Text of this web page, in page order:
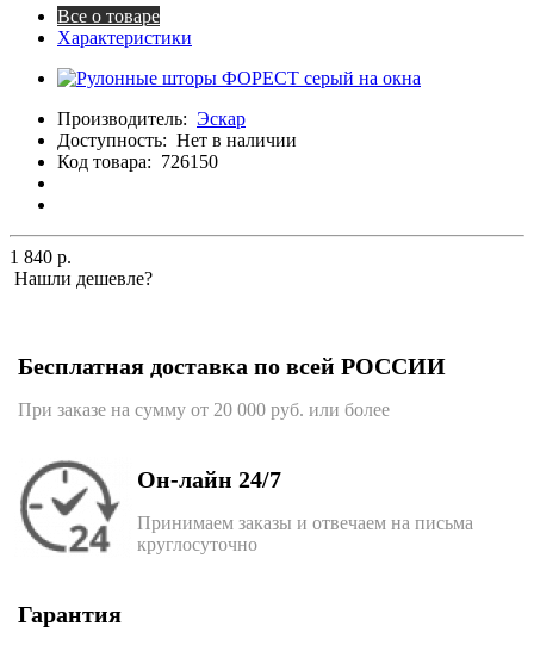
Все о товаре
Характеристики
Производитель: Эскар
Доступность: Нет в наличии
Код товара: 726150
1 840 р.
Нашли дешевле?
Бесплатная доставка по всей РОССИИ
При заказе на сумму от 20 000 руб. или более
Он-лайн 24/7
Принимаем заказы и отвечаем на письма
круглосуточно
Гарантия